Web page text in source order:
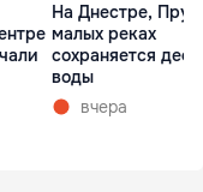
На Днестре,
малых реках
сохраняется
воды
вчера